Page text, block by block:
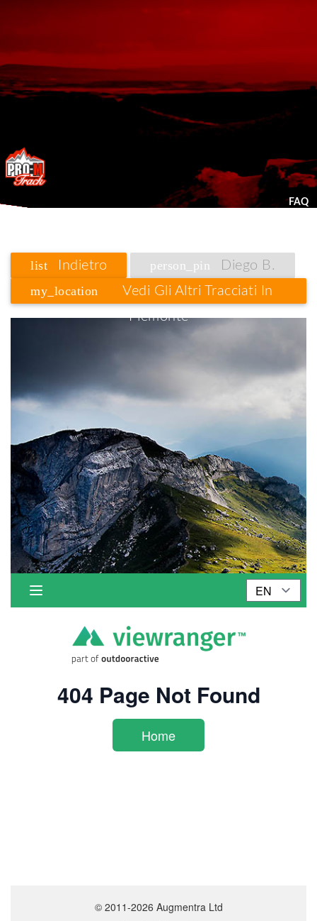
FAQ
list Indietro person_pin
Diego B.
my_location
Vedi Gli Altri Tracciati In
Piemonte